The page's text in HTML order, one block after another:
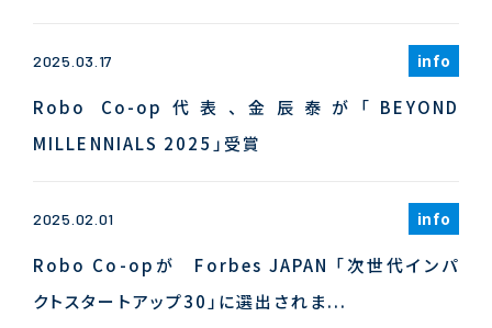
2025.03.17 info
Robo Co-op代表、金辰泰が「BEYOND
MILLENNIALS 2025」受賞
2025.02.01 info
Robo Co-opが Forbes JAPAN 「次世代インパ
クトスタートアップ30」に選出されま...